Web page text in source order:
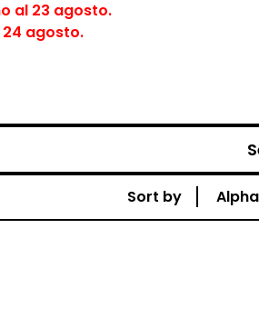
al 23 agosto.
agosto.
Sort by